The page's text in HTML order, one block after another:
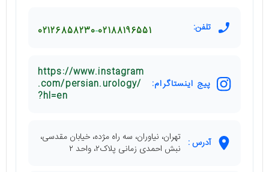
تلفن: 02188196551
02126858230
پیج اینستاگرام:
https://www.instagram
.com/persian.urology/
?hl=en
آدرس : تهران، نیاوران، سه راه مژده، خیابان مقدسی،
نبش احمدی زمانی پلاک۲، واحد ۲